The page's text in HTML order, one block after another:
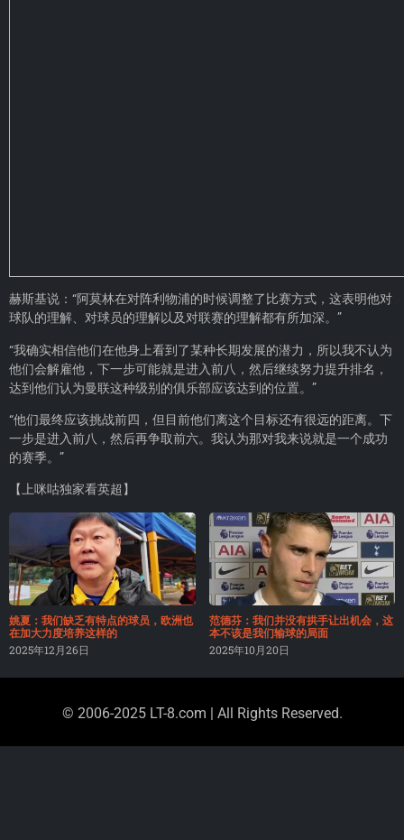
赫斯基说：“阿莫林在对阵利物浦的时候调整了比赛方式，这表明他对
球队的理解、对球员的理解以及对联赛的理解都有所加深。”
“我确实相信他们在他身上看到了某种长期发展的潜力，所以我不认为
他们会解雇他，下一步可能就是进入前八，然后继续努力提升排名，
达到他们认为曼联这种级别的俱乐部应该达到的位置。”
“他们最终应该挑战前四，但目前他们离这个目标还有很远的距离。下
一步是进入前八，然后再争取前六。我认为那对我来说就是一个成功
的赛季。”
【上咪咕独家看英超】
姚夏：我们缺乏有特点的球员，欧洲也
在加大力度培养这样的
2025年12月26日
范德芬：我们并没有拱手让出机会，这
本不该是我们输球的局面
2025年10月20日
© 2006-2025 LT-8.com | All Rights Reserved.